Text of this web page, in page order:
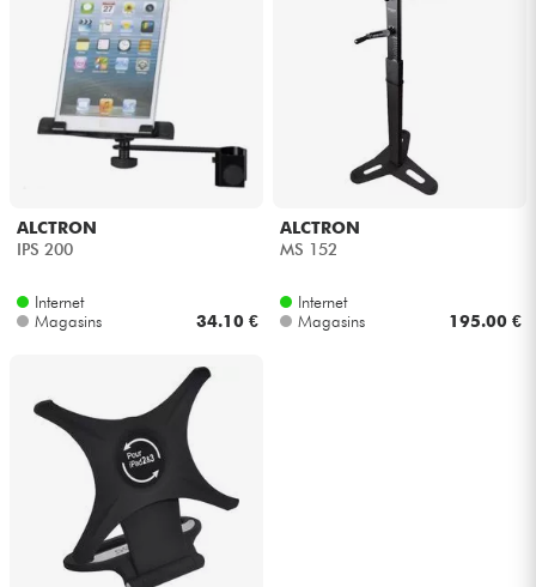
Casques
Micros & HF
Batteries & Percu
Violons & Quatuor
Eveil Musical
ALCTRON
IPS 200
Internet
Magasins
34.10 €
ALCTRON
MS 152
Internet
Magasins
195.00 €